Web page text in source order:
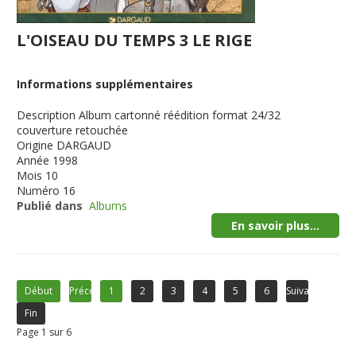
L'OISEAU DU TEMPS 3 LE RIGE
Informations supplémentaires
Description Album cartonné réédition format 24/32
couverture retouchée
Origine DARGAUD
Année 1998
Mois 10
Numéro 16
Publié dans Albums
En savoir plus...
Début Précédent1 2 3 4 5 6
Suivant
Fin
Page 1 sur 6